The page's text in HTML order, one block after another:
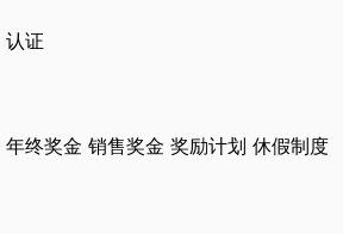
认证
年终奖金 销售奖金 奖励计划 休假制度